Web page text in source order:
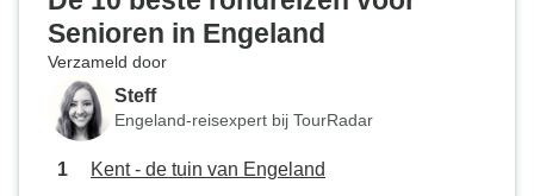
Senioren in Engeland
Verzameld door
Steff
Engeland-reisexpert bij TourRadar
Kent - de tuin van Engeland